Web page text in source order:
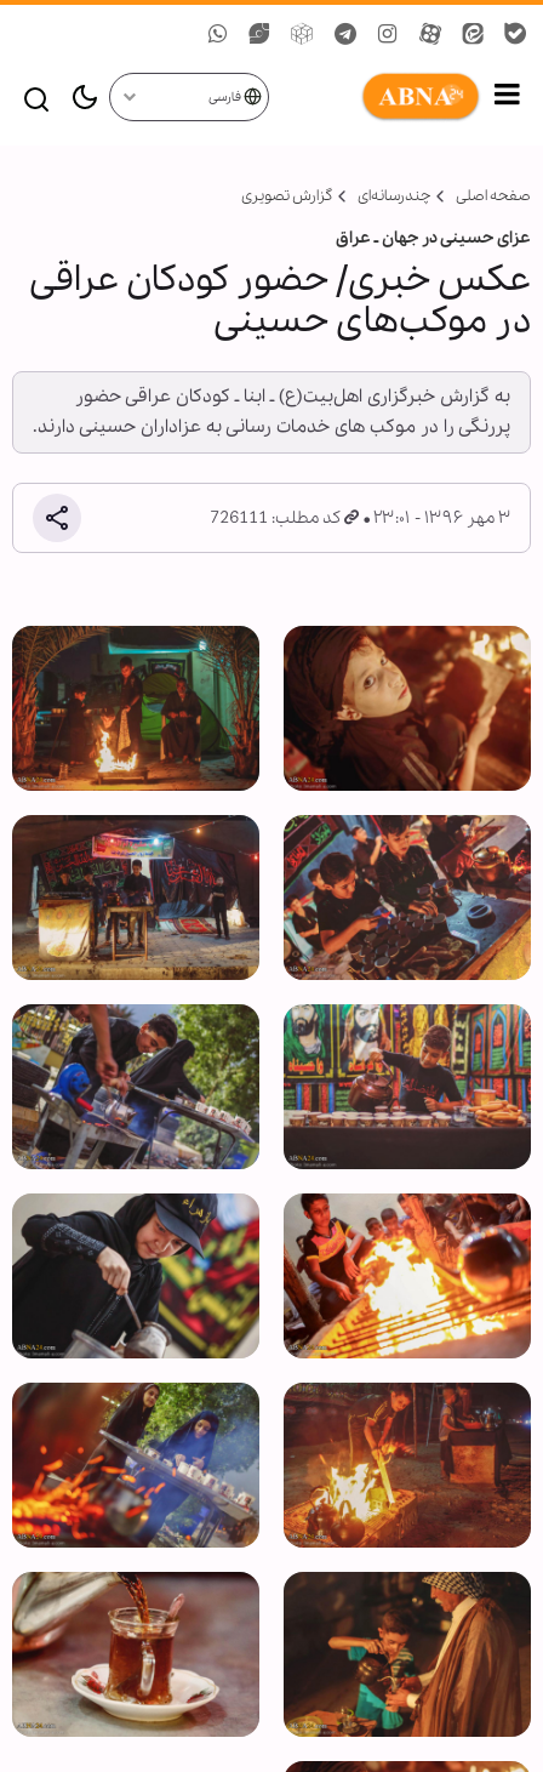
فارسی
صفحه اصلی چندرسانه‌ای گزارش تصويری
عزای حسینی در جهان ـ عراق
عکس خبری/ حضور کودکان عراقی
در موکب‌های حسینی
به گزارش خبرگزاری اهل‌بیت(ع) ـ ابنا ـ کودکان عراقی حضور
پررنگی را در موکب های خدمات رسانی به عزاداران حسینی دارند.
۳ مهر ۱۳۹۶ - ۲۳:۰۱ کد مطلب: 726111